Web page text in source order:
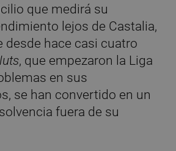
que medirá su
lejos de Castalia,
desde hace casi cuatro
, que empezaron la Liga
en sus
se han convertido en un
fuera de su